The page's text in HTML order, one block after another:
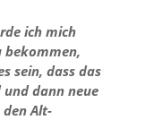
ich mich
bekommen,
sein, dass das
dann neue
Alt-